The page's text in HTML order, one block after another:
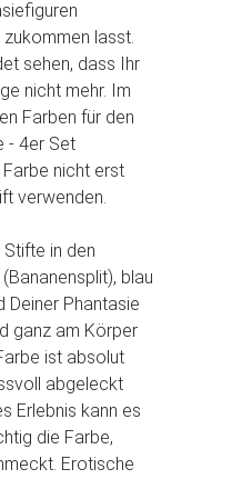
lasst.
sehen, dass Ihr
nicht mehr. Im
Farben für den
- 4er Set
nicht erst
verwenden.
in den
blau
Deiner Phantasie
ganz am Körper
ist absolut
abgeleckt
Erlebnis kann es
die Farbe,
Erotische